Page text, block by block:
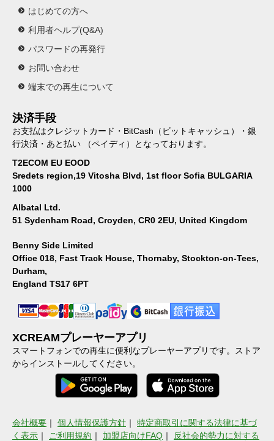
はじめての方へ
利用者ヘルプ(Q&A)
パスワードの再発行
お問い合わせ
端末での再生について
決済手段
お支払はクレジットカード・BitCash（ビットキャッシュ）・銀
行決済・あと払い （ペイディ）となっております。
T2ECOM EU EOOD
Sredets region,19 Vitosha Blvd, 1st floor Sofia BULGARIA
1000
Albatal Ltd.
51 Sydenham Road, Croyden, CR0 2EU, United Kingdom
Benny Side Limited
Office 018, Fast Track House, Thornaby, Stockton-on-Tees,
Durham,
England TS17 6PT
XCREAMプレーヤーアプリ
スマートフォンでの再生に便利なプレーヤーアプリです。ストア
からインストールしてください。
会社概要 ｜ 個人情報保護方針 ｜ 特定商取引に関する法律に基づ
く表示 ｜ ご利用規約 ｜ 加盟店向けFAQ ｜ 反社会的勢力に対する